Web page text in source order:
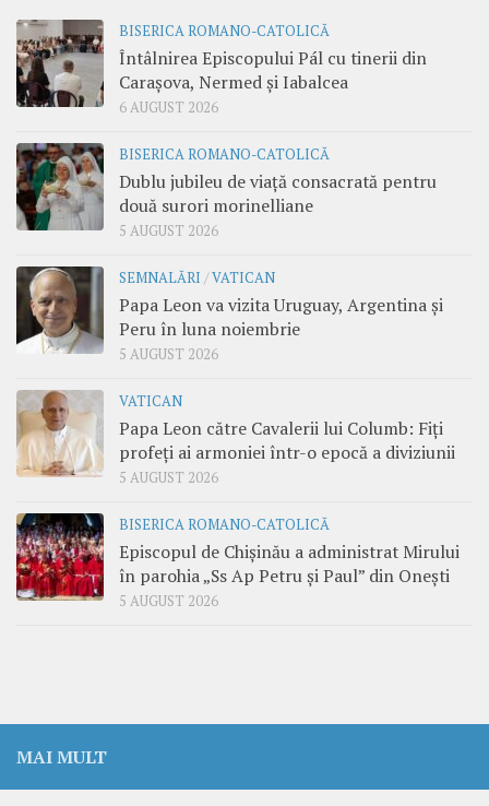
BISERICA ROMANO-CATOLICĂ
Întâlnirea Episcopului Pál cu tinerii din
Carașova, Nermed și Iabalcea
6 AUGUST 2026
BISERICA ROMANO-CATOLICĂ
Dublu jubileu de viață consacrată pentru
două surori morinelliane
5 AUGUST 2026
SEMNALĂRI /VATICAN
Papa Leon va vizita Uruguay, Argentina și
Peru în luna noiembrie
5 AUGUST 2026
VATICAN
Papa Leon către Cavalerii lui Columb: Fiți
profeți ai armoniei într-o epocă a diviziunii
5 AUGUST 2026
BISERICA ROMANO-CATOLICĂ
Episcopul de Chișinău a administrat Mirului
în parohia „Ss Ap Petru și Paul” din Onești
5 AUGUST 2026
MAI MULT